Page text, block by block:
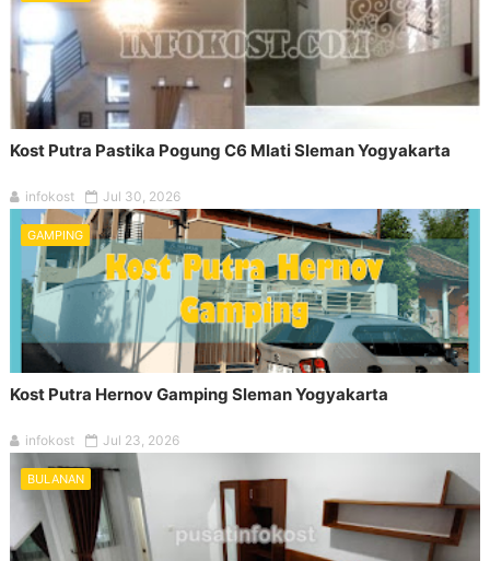
Kost Putra Pastika Pogung C6 Mlati Sleman Yogyakarta
infokost Jul 30, 2026
GAMPING
Kost Putra Hernov Gamping Sleman Yogyakarta
infokost Jul 23, 2026
BULANAN